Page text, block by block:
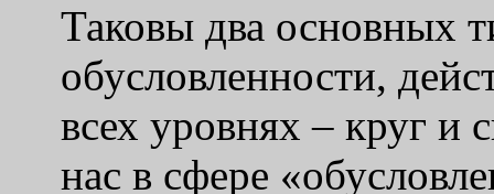
Таковы два основных
обусловленности,
всех уровнях – круг и
нас в сфере